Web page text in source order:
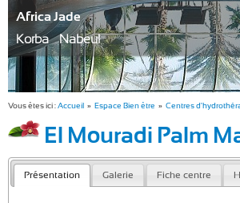
Africa Jade
Korba - Nabeul
Vous êtes ici :Accueil » Espace Bien être » Centres
El Mouradi Palm
Présentation Galerie Fiche centre